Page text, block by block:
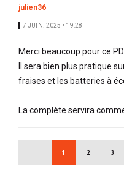
julien36
7 JUIN. 2025 • 19:28
Merci beaucoup pour ce
Il sera bien plus pratique
fraises et les batteries à
La complète servira
PAGE COURANTE
1 PAGE
2 PAGE
3